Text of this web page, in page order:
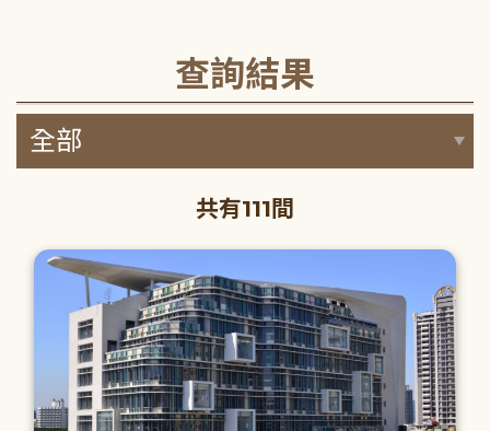
查詢結果
共有111間